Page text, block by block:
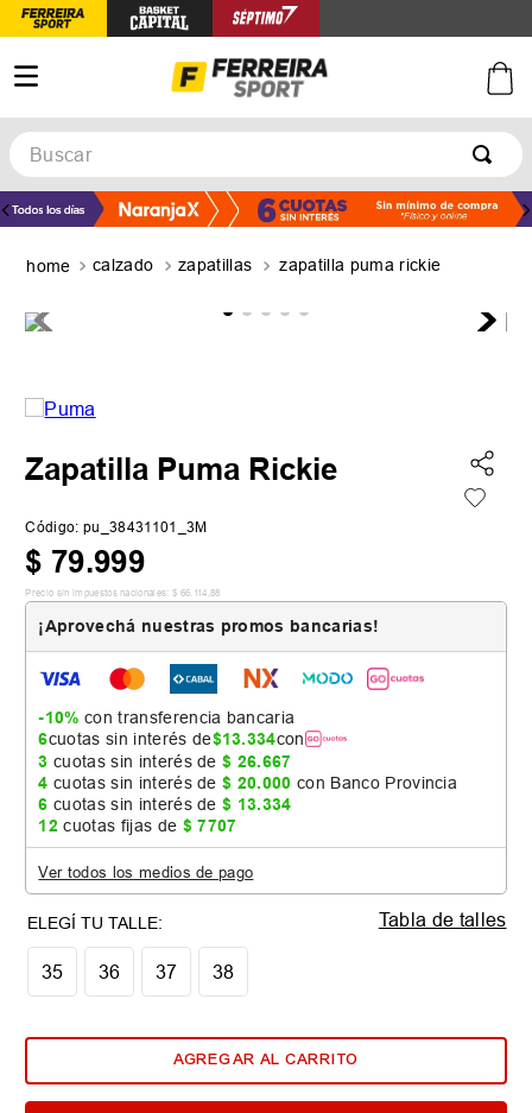
Buscar
calzado zapatillas zapatilla puma rickie
Zapatilla Puma Rickie
Código: pu_38431101_3M
$ 79.999
Precio sin impuestos nacionales: $ 66 114 88
¡Aprovechá nuestras promos bancarias!
-10% con transferencia bancaria
6cuotas sin interés de$13.334con
3 cuotas sin interés de$ 26.667
4 cuotas sin interés de$ 20.000 con Banco Provincia
6 cuotas sin interés de$ 13.334
12 cuotas fijas de $ 7707
Ver todos los medios de pago
35 36 37 38
Tabla de talles
AGREGAR AL CARRITO
TÉRMINOS MÁS BUSCADOS
3.
5. zapatillas adidas